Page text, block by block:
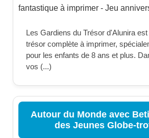
Les Gardiens du Trésor d'Alunira
trésor complète à imprimer,
pour les enfants de 8 ans et plus.
vos (...)
Autour du Monde avec
des Jeunes Globe-